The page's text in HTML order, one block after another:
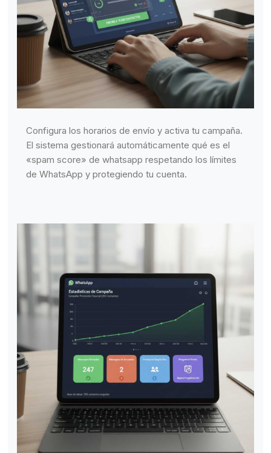
Configura los horarios de envío y activa tu campaña.
El sistema gestionará automáticamente qué es el
«spam score» de whatsapp respetando los límites
de WhatsApp y protegiendo tu cuenta.